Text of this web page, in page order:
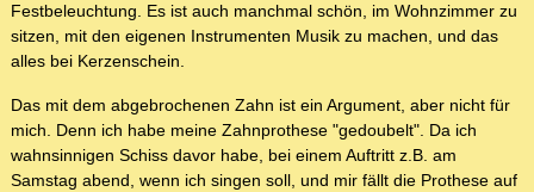
Festbeleuchtung. Es ist auch manchmal schön, im Wohnzimmer zu
sitzen, mit den eigenen Instrumenten Musik zu machen, und das
alles bei Kerzenschein.
Das mit dem abgebrochenen Zahn ist ein Argument, aber nicht für
mich. Denn ich habe meine Zahnprothese "gedoubelt". Da ich
wahnsinnigen Schiss davor habe, bei einem Auftritt z.B. am
Samstag abend, wenn ich singen soll, und mir fällt die Prothese auf